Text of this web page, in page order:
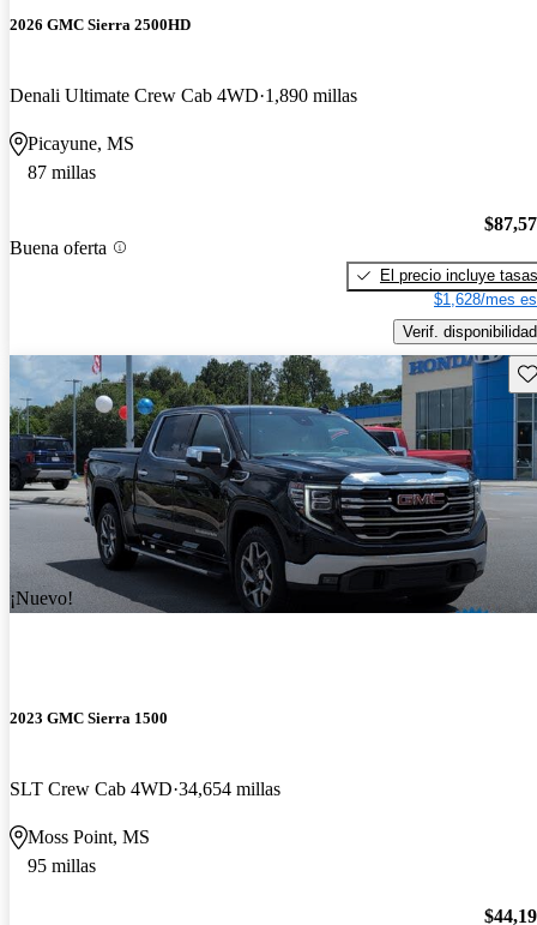
2026 GMC Sierra 2500HD
Denali Ultimate Crew Cab 4WD 1,890 millas
Picayune, MS
87 millas
Buena oferta
El precio incluye tasas
$1,628/mes
Verif. disponibilidad
¡Nuevo!
2023 GMC Sierra 1500
SLT Crew Cab 4WD 34,654 millas
Moss Point, MS
95 millas